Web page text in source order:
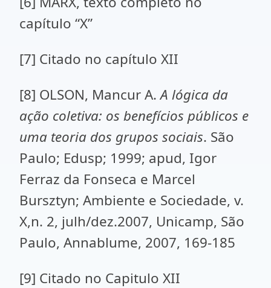
capítulo “X”
[7] Citado no capítulo XII
[8] OLSON, Mancur A.A lógica da
ação coletiva: os benefícios públicos e
uma teoria dos grupos sociais. São
Paulo; Edusp; 1999; apud, Igor
Ferraz da Fonseca e Marcel
Bursztyn; Ambiente e Sociedade, v.
X,n. 2, julh/dez.2007, Unicamp, São
Paulo, Annablume, 2007, 169-185
[9] Citado no Capitulo XII